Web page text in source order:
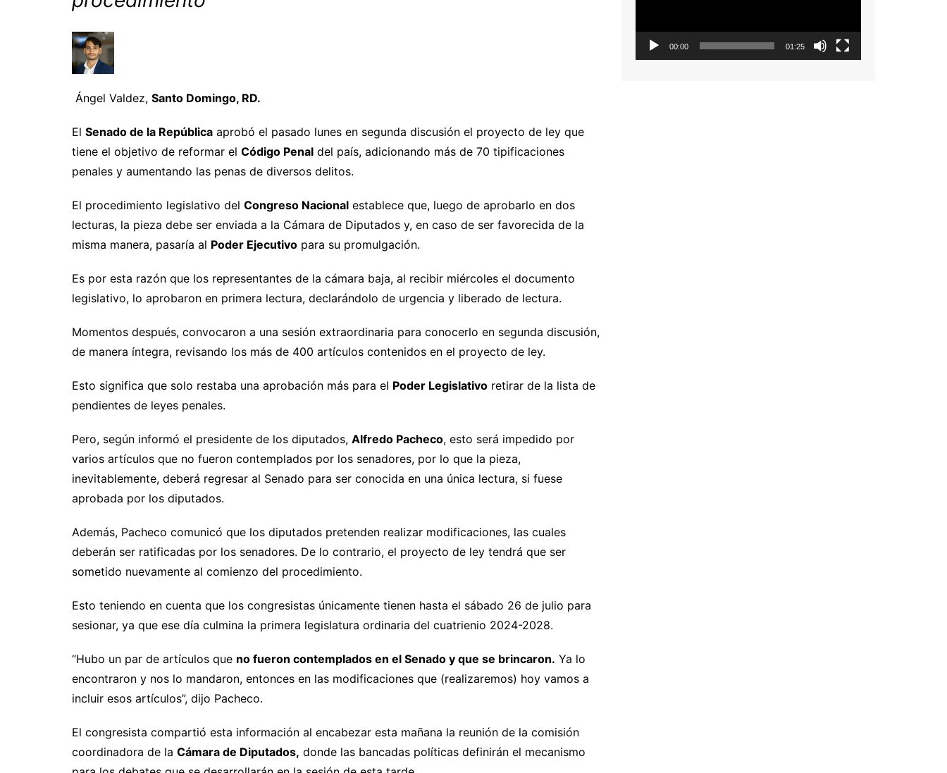
Ángel Valdez, Santo Domingo, RD.
El Senado de la República aprobó el pasado lunes en segunda discusión el proyecto de ley que
tiene el objetivo de reformar el Código Penal del país, adicionando más de 70 tipificaciones
penales y aumentando las penas de diversos delitos.
El procedimiento legislativo del Congreso Nacional establece que, luego de aprobarlo en dos
lecturas, la pieza debe ser enviada a la Cámara de Diputados y, en caso de ser favorecida de la
misma manera, pasaría al Poder Ejecutivo para su promulgación.
Es por esta razón que los representantes de la cámara baja, al recibir miércoles el documento
legislativo, lo aprobaron en primera lectura, declarándolo de urgencia y liberado de lectura.
Momentos después, convocaron a una sesión extraordinaria para conocerlo en segunda discusión,
de manera íntegra, revisando los más de 400 artículos contenidos en el proyecto de ley.
Esto significa que solo restaba una aprobación más para el Poder Legislativo retirar de la lista de
pendientes de leyes penales.
Pero, según informó el presidente de los diputados, Alfredo Pacheco, esto será impedido por
varios artículos que no fueron contemplados por los senadores, por lo que la pieza,
inevitablemente, deberá regresar al Senado para ser conocida en una única lectura, si fuese
aprobada por los diputados.
Además, Pacheco comunicó que los diputados pretenden realizar modificaciones, las cuales
deberán ser ratificadas por los senadores. De lo contrario, el proyecto de ley tendrá que ser
sometido nuevamente al comienzo del procedimiento.
Esto teniendo en cuenta que los congresistas únicamente tienen hasta el sábado 26 de julio para
sesionar, ya que ese día culmina la primera legislatura ordinaria del cuatrienio 2024-2028.
“Hubo un par de artículos que no fueron contemplados en el Senado y que se brincaron. Ya lo
encontraron y nos lo mandaron, entonces en las modificaciones que (realizaremos) hoy vamos a
incluir esos artículos”, dijo Pacheco.
El congresista compartió esta información al encabezar esta mañana la reunión de la comisión
coordinadora de la Cámara de Diputados, donde las bancadas políticas definirán el mecanismo
00:00 01:25